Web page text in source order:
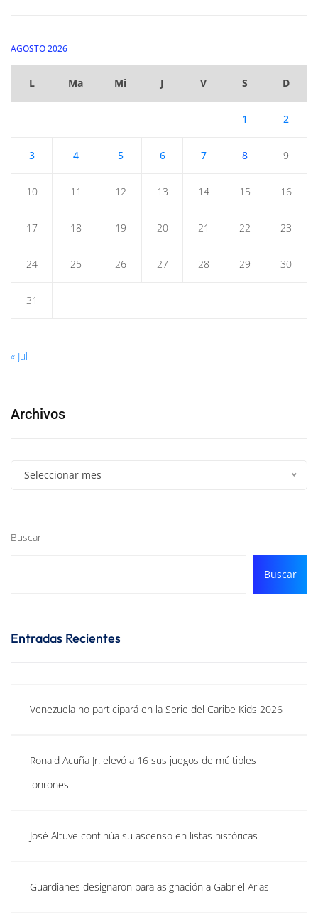
AGOSTO 2026
L Ma Mi J V S D
1 2
3 4 5 6 7 8 9
10 11 12 13 14 15 16
17 18 19 20 21 22 23
24 25 26 27 28 29 30
31
« Jul
Archivos
Seleccionar mes
Buscar
Buscar
Entradas Recientes
Venezuela no participará en la Serie del Caribe Kids 2026
Ronald Acuña Jr. elevó a 16 sus juegos de múltiples
jonrones
José Altuve continúa su ascenso en listas históricas
Guardianes designaron para asignación a Gabriel Arias